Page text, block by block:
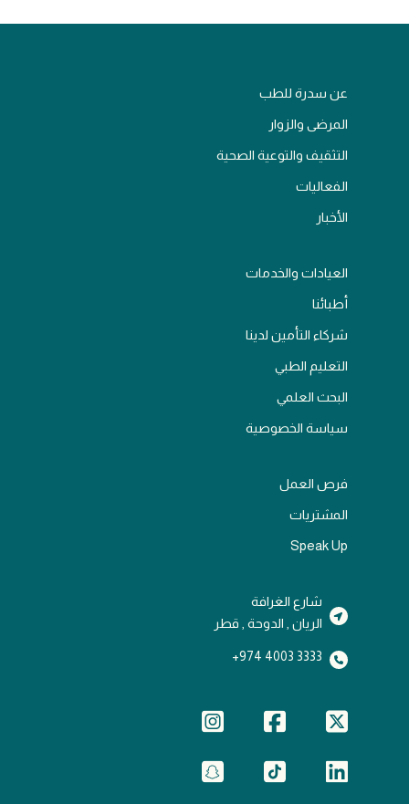
عن سدرة للطب
المرضى والزوار
التثقيف والتوعية الصحية
الفعاليات
الأخبار
العيادات والخدمات
أطبائنا
شركاء التأمين لدينا
التعليم الطبي
البحث العلمي
سياسة الخصوصية
فرص العمل
المشتريات
Speak Up
شارع الغرافة
الريان , الدوحة , قطر
3333 4003 974+